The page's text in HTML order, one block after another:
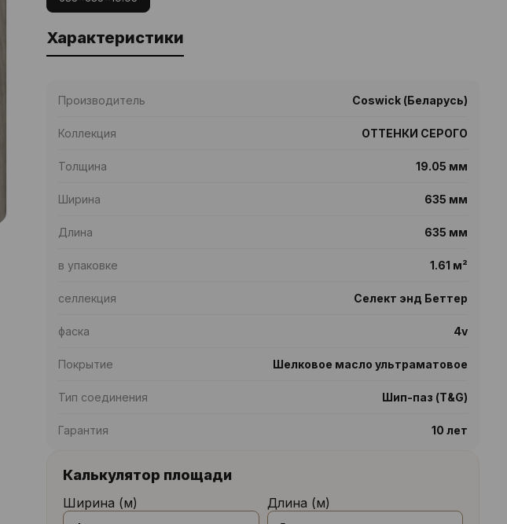
Характеристики
Производитель Coswick (Беларусь)
Коллекция ОТТЕНКИ СЕРОГО
Толщина 19.05 мм
Ширина 635 мм
Длина 635 мм
в упаковке 1.61 м²
селлекция Селект энд Беттер
фаска 4v
Покрытие Шелковое масло ультраматовое
Тип соединения Шип-паз (T&G)
Гарантия 10 лет
Калькулятор площади
Ширина (м) Длина (м)